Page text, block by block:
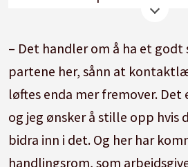
styrke
kontaktlærerpakken avgjøres
partene i utdanningssektoren.
2. Stortinget ber regjeringen
etableres
til forsøk og testing av nye
– Det handler om å ha et godt
partene her, sånn at
løftes enda mer fremover.
og jeg ønsker å stille opp hvis
bidra inn i det. Og her har
handlingsrom, som